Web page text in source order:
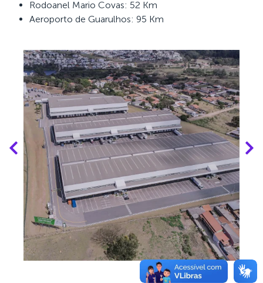
Rodoanel Mario Covas: 52 Km
Aeroporto de Guarulhos: 95 Km